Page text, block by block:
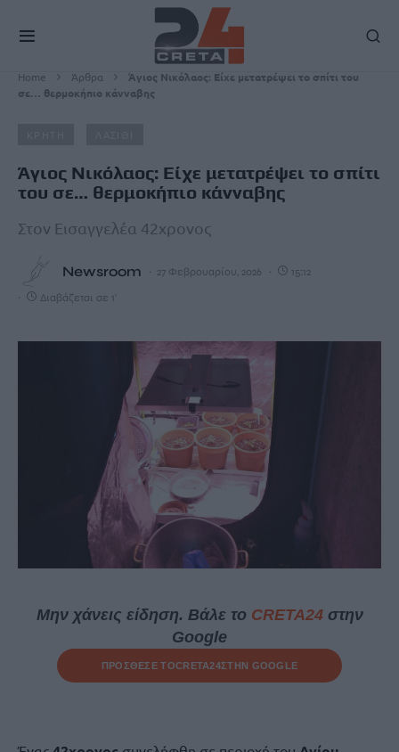
Home Άρθρα
Άγιος Νικόλαος: Είχε μετατρέψει το σπίτι του
σε… θερμοκήπιο κάνναβης
Άγιος Νικόλαος: Είχε μετατρέψει το σπίτι
του σε… θερμοκήπιο κάνναβης
Στον Εισαγγελέα 42χρονος
Newsroom 27 Φεβρουαρίου, 2026 15:12
Διαβάζεται σε 1'
Μην χάνεις είδηση. Βάλε το CRETA24στην
Google
ΠΡΟΣΘΕΣΕ ΤΟCRETA24ΣΤΗΝ GOOGLE